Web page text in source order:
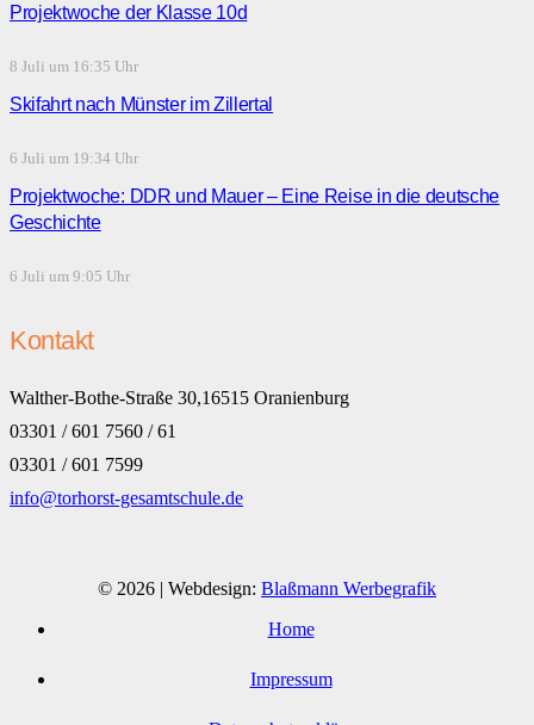
Projektwoche der Klasse 10d
8 Juli um 16:35 Uhr
Skifahrt nach Münster im Zillertal
6 Juli um 19:34 Uhr
Projektwoche: DDR und Mauer – Eine Reise in die deutsche
Geschichte
6 Juli um 9:05 Uhr
Kontakt
Walther-Bothe-Straße 30,16515 Oranienburg
03301 / 601 7560 / 61
03301 / 601 7599
info@torhorst-gesamtschule.de
© 2026 | Webdesign: Blaßmann Werbegrafik
Home
Impressum